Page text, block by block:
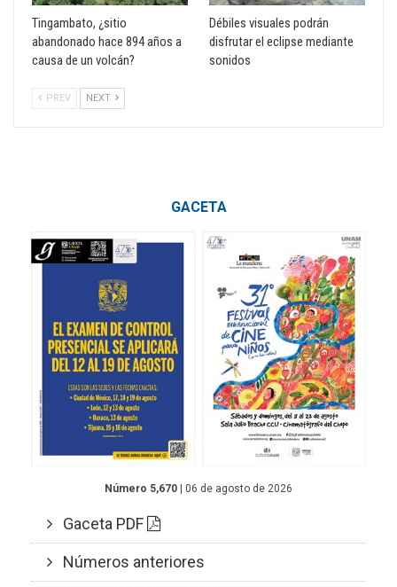
Tingambato, ¿sitio
abandonado hace 894 años a
causa de un volcán?
Débiles visuales podrán
disfrutar el eclipse mediante
sonidos
PREV NEXT
GACETA
Número 5,670 | 06 de agosto de 2026
Gaceta PDF
Números anteriores